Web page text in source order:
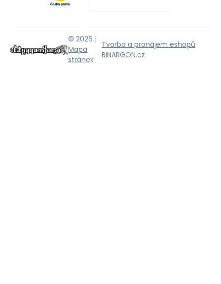
© 2026 |
Mapa
stránek
Tvorba a pronájem eshopů
BINARGON.cz